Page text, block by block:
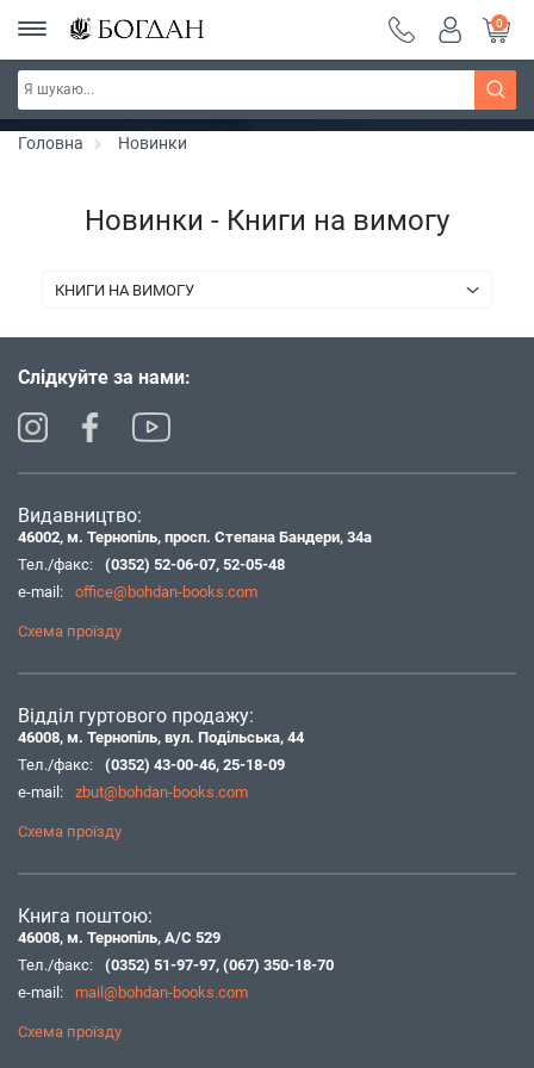
РОЗПРОДАЖ ~ 150 грн ~ 200 грн ~ 250 грн ~
300 грн ~ РОЗПРОДАЖ
Дізнатись більше
0
Головна Новинки
Новинки - Книги на вимогу
КНИГИ НА ВИМОГУ
Слідкуйте за нами:
Видавництво:
46002, м. Тернопіль, просп. Степана Бандери, 34а
Тел./факс:
(0352) 52-06-07, 52-05-48
e-mail:
office@bohdan-books.com
Схема проїзду
Відділ гуртового продажу:
46008, м. Тернопіль, вул. Подільська, 44
Тел./факс:
(0352) 43-00-46, 25-18-09
e-mail:
zbut@bohdan-books.com
Схема проїзду
Книга поштою:
46008, м. Тернопіль, А/С 529
Тел./факс:
(0352) 51-97-97, (067) 350-18-70
e-mail:
mail@bohdan-books.com
Схема проїзду